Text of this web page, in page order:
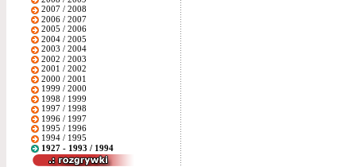
2007 / 2008
2006 / 2007
2005 / 2006
2004 / 2005
2003 / 2004
2002 / 2003
2001 / 2002
2000 / 2001
1999 / 2000
1998 / 1999
1997 / 1998
1996 / 1997
1995 / 1996
1994 / 1995
1927 - 1993 / 1994